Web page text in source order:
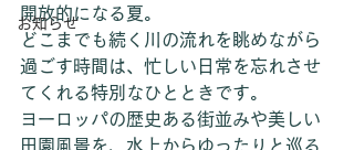
お知らせ
開放的になる夏。
どこまでも続く川の流れを眺めながら
過ごす時間は、忙しい日常を忘れさせ
てくれる特別なひとときです。
ヨーロッパの歴史ある街並みや美しい
田園風景を、水上からゆったりと巡る